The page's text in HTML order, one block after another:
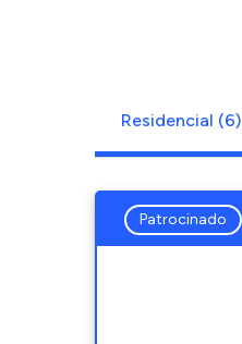
Residencial (6)
Patrocinado